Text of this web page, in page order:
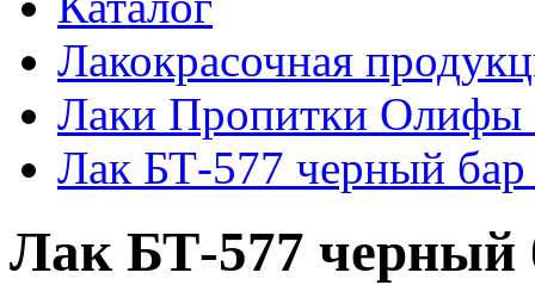
Лакокрасочная
Лаки Пропитки Олифы
Лак БТ-577 черный
Лак БТ-577 черный